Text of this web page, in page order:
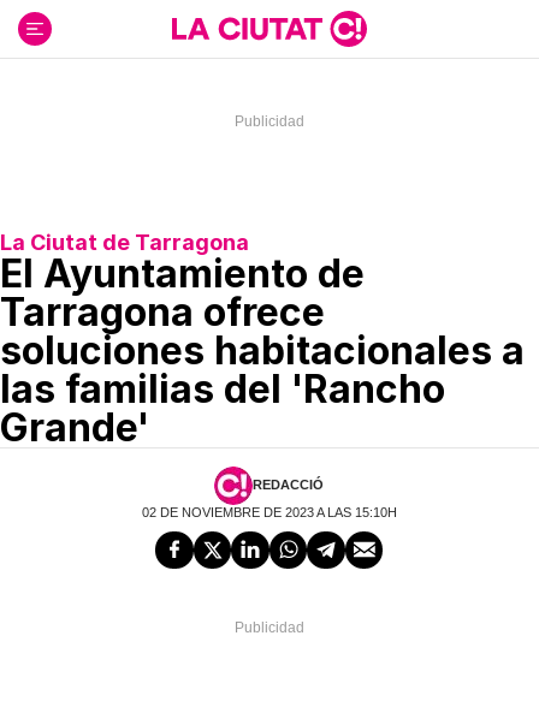
contenido
La Ciutat de Tarragona
El Ayuntamiento de
Tarragona ofrece
soluciones habitacionales a
las familias del 'Rancho
Grande'
REDACCIÓ
02 DE NOVIEMBRE DE 2023 A LAS 15:10H